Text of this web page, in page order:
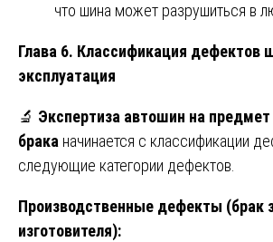
что шина может разрушиться в
Глава 6. Классификация дефектов
эксплуатация
🔬 Экспертиза автошин на предмет
брака начинается с классификации
следующие категории дефектов.
Производственные дефекты (брак
изготовителя):